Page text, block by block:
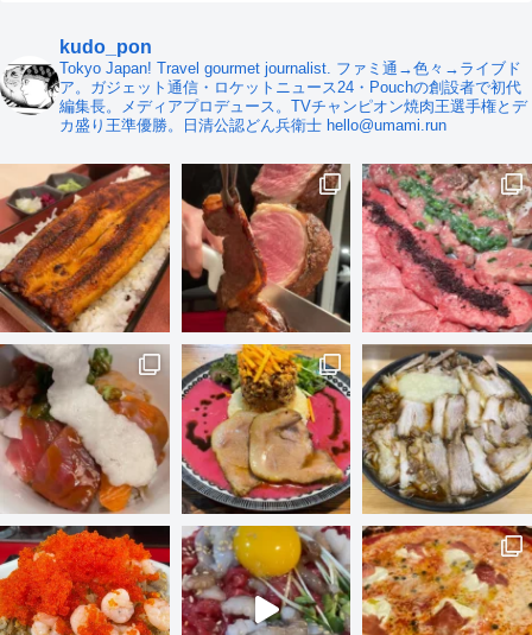
kudo_pon
Tokyo Japan! Travel gourmet journalist. ファミ通→色々→ライブド
ア。ガジェット通信・ロケットニュース24・Pouchの創設者で初代
編集長。メディアプロデュース。TVチャンピオン焼肉王選手権とデ
カ盛り王準優勝。日清公認どん兵衛士 hello@umami.run